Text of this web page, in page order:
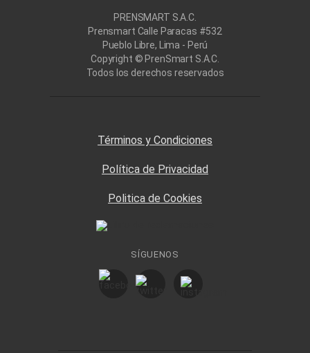
PRENSMART S.A.C.
Prensmart Calle Paracas #532
Pueblo Libre, Lima - Perú
Copyright © PrenSmart S.A.C.
Todos los derechos reservados
Términos y Condiciones
Política de Privacidad
Politica de Cookies
SÍGUENOS